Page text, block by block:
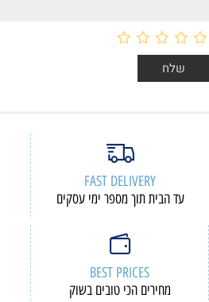
FAST DELIVERY
עד הבית תוך מספר ימי עסקים
BEST PRICES
מחירים הכי טובים בשוק